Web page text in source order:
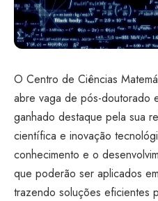
O Centro de Ciências
abre vaga de pós-doutorado
ganhado destaque pela sua
científica e inovação
conhecimento e o
que poderão ser aplicados
trazendo soluções eficientes